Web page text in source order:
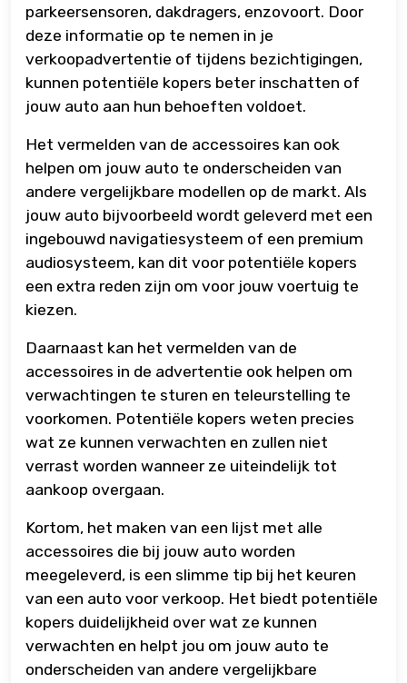
parkeersensoren, dakdragers, enzovoort. Door
deze informatie op te nemen in je
verkoopadvertentie of tijdens bezichtigingen,
kunnen potentiële kopers beter inschatten of
jouw auto aan hun behoeften voldoet.
Het vermelden van de accessoires kan ook
helpen om jouw auto te onderscheiden van
andere vergelijkbare modellen op de markt. Als
jouw auto bijvoorbeeld wordt geleverd met een
ingebouwd navigatiesysteem of een premium
audiosysteem, kan dit voor potentiële kopers
een extra reden zijn om voor jouw voertuig te
kiezen.
Daarnaast kan het vermelden van de
accessoires in de advertentie ook helpen om
verwachtingen te sturen en teleurstelling te
voorkomen. Potentiële kopers weten precies
wat ze kunnen verwachten en zullen niet
verrast worden wanneer ze uiteindelijk tot
aankoop overgaan.
Kortom, het maken van een lijst met alle
accessoires die bij jouw auto worden
meegeleverd, is een slimme tip bij het keuren
van een auto voor verkoop. Het biedt potentiële
kopers duidelijkheid over wat ze kunnen
verwachten en helpt jou om jouw auto te
onderscheiden van andere vergelijkbare